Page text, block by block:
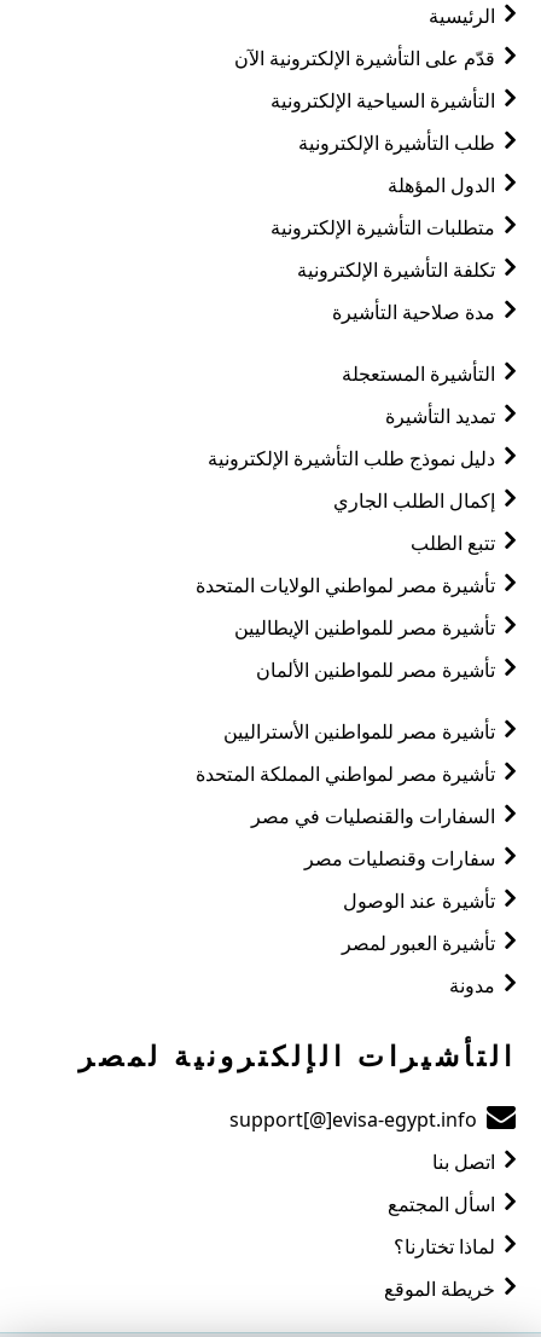
الرئيسية
قدّم على التأشيرة الإلكترونية الآن
التأشيرة السياحية الإلكترونية
طلب التأشيرة الإلكترونية
الدول المؤهلة
متطلبات التأشيرة الإلكترونية
تكلفة التأشيرة الإلكترونية
مدة صلاحية التأشيرة
التأشيرة المستعجلة
تمديد التأشيرة
دليل نموذج طلب التأشيرة الإلكترونية
إكمال الطلب الجاري
تتبع الطلب
تأشيرة مصر لمواطني الولايات المتحدة
تأشيرة مصر للمواطنين الإيطاليين
تأشيرة مصر للمواطنين الألمان
تأشيرة مصر للمواطنين الأستراليين
تأشيرة مصر لمواطني المملكة المتحدة
السفارات والقنصليات في مصر
سفارات وقنصليات مصر
تأشيرة عند الوصول
تأشيرة العبور لمصر
مدونة
التأشيرات الإلكترونية لمصر
support[@]evisa-egypt.info
اتصل بنا
اسأل المجتمع
لماذا تختارنا؟
خريطة الموقع